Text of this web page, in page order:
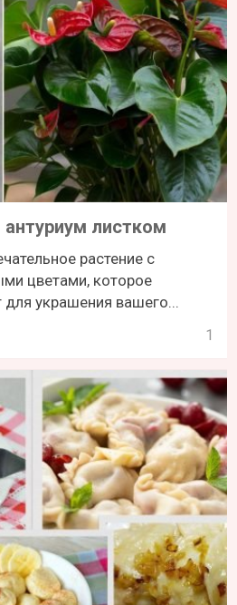
листком
растение с
цветами, которое
украшения вашего...
1